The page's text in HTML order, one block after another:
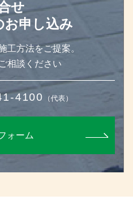
せ
お申し込み
工方法をご提案。
相談ください
4100 （代表）
ォーム